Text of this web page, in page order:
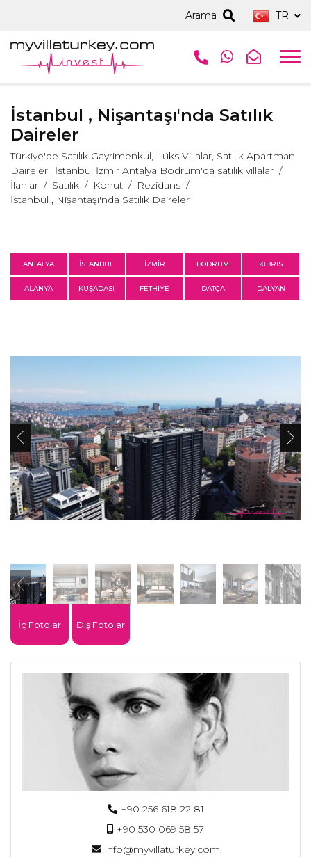
Arama TR
İstanbul , Nişantaşı'nda Satılık
Daireler
Türkiye'de Satılık Gayrimenkul, Lüks Villalar, Satılık Apartman
Daireleri, İstanbul İzmir Antalya Bodrum'da satılık villalar
İlanlar
Satılık Konut
Rezidans
İstanbul , Nişantaşı'nda Satılık Daireler
ANTALYA İSTANBUL İZMİR BODRUM KIBRIS
ALANYA KUŞADASI FETHİYE DATÇA DALYAN
İç Fotolar Dış Fotolar
+90 256 618 22 81
+90 530 069 58 57
info@myvillaturkey.com